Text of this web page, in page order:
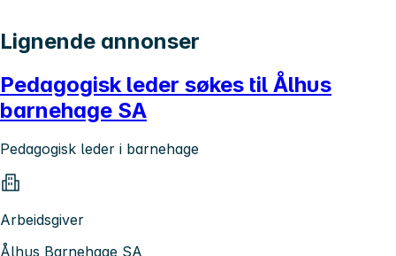
Lignende annonser
Pedagogisk leder søkes til Ålhus
barnehage SA
Pedagogisk leder i barnehage
Arbeidsgiver
Ålhus Barnehage SA